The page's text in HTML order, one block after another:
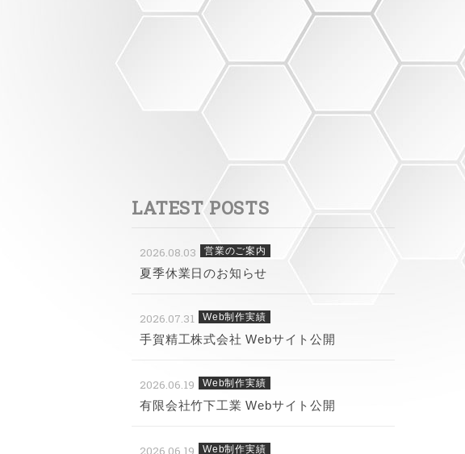
LATEST POSTS
2026.08.03 営業のご案内
夏季休業日のお知らせ
2026.07.31 Web制作実績
手賀精工株式会社 Webサイト公開
2026.06.19 Web制作実績
有限会社竹下工業 Webサイト公開
2026.06.19 Web制作実績